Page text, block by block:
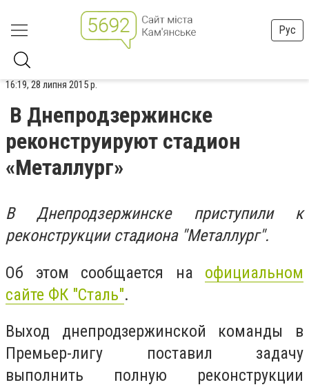
Рус
16:19, 28 липня 2015 р.
В Днепродзержинске
реконструируют стадион
«Металлург»
В Днепродзержинске приступили к
реконструкции стадиона "Металлург".
Об этом сообщается на официальном
сайте ФК "Сталь".
Выход днепродзержинской команды в
Премьер-лигу поставил задачу
выполнить полную реконструкции